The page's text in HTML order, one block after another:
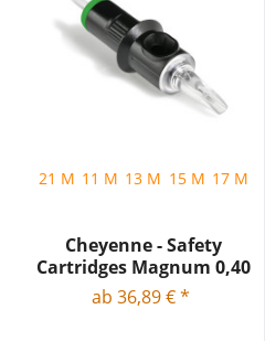
19 M 23 M
21 M 11 M 13 M 15 M 17 M
Cheyenne - Safety
Cartridges Magnum 0,40
mm...
ab 36,89 € *